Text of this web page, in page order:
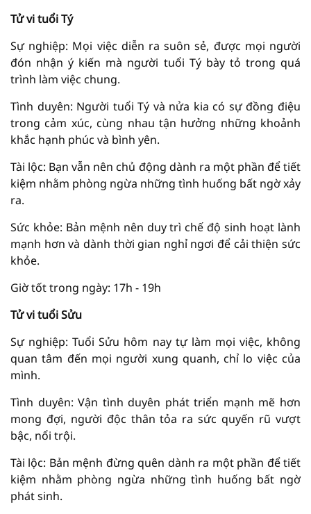
Tử vi tuổi Tý
Sự nghiệp: Mọi việc diễn ra suôn sẻ, được mọi người
đón nhận ý kiến mà người tuổi Tý bày tỏ trong quá
trình làm việc chung.
Tình duyên: Người tuổi Tý và nửa kia có sự đồng điệu
trong cảm xúc, cùng nhau tận hưởng những khoảnh
khắc hạnh phúc và bình yên.
Tài lộc: Bạn vẫn nên chủ động dành ra một phần để tiết
kiệm nhằm phòng ngừa những tình huống bất ngờ xảy
ra.
Sức khỏe: Bản mệnh nên duy trì chế độ sinh hoạt lành
mạnh hơn và dành thời gian nghỉ ngơi để cải thiện sức
khỏe.
Giờ tốt trong ngày: 17h - 19h
Tử vi tuổi Sửu
Sự nghiệp: Tuổi Sửu hôm nay tự làm mọi việc, không
quan tâm đến mọi người xung quanh, chỉ lo việc của
mình.
Tình duyên: Vận tình duyên phát triển mạnh mẽ hơn
mong đợi, người độc thân tỏa ra sức quyến rũ vượt
bậc, nổi trội.
Tài lộc: Bản mệnh đừng quên dành ra một phần để tiết
kiệm nhằm phòng ngừa những tình huống bất ngờ
phát sinh.